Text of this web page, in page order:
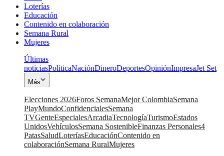
Loterías
Educación
Contenido en colaboración
Semana Rural
Mujeres
Últimas
noticiasPolíticaNaciónDineroDeportesOpiniónImpresaJet Set
Más
Elecciones 2026Foros SemanaMejor ColombiaSemana
PlayMundoConfidencialesSemana
TVGenteEspecialesArcadiaTecnologíaTurismoEstados
UnidosVehículosSemana SostenibleFinanzas Personales4
PatasSaludLoteríasEducaciónContenido en
colaboraciónSemana RuralMujeres